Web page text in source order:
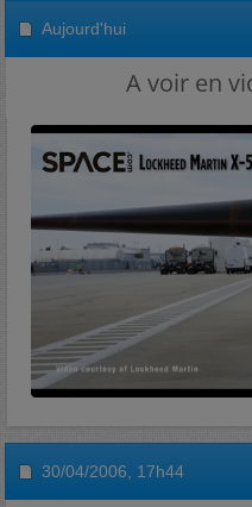
Aujourd'hui
A voir en
30/04/2006, 17h44